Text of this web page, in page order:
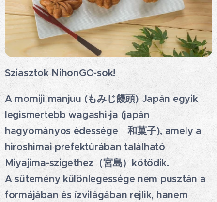
Sziasztok NihonGO-sok!🤗
A momiji manjuu (もみじ饅頭) Japán egyik
legismertebb wagashi-ja (japán
hagyományos édessége 和菓子), amely a
hiroshimai prefektúrában található
Miyajima-szigethez（宮島）kötődik.🦌⛩
A sütemény különlegessége nem pusztán a
formájában és ízvilágában rejlik, hanem